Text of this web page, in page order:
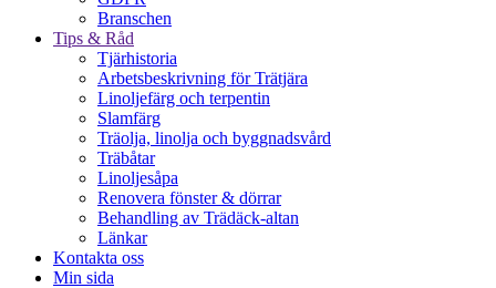
Branschen
Tips & Råd
Tjärhistoria
Arbetsbeskrivning för Trätjära
Linoljefärg och terpentin
Slamfärg
Träolja, linolja och byggnadsvård
Träbåtar
Linoljesåpa
Renovera fönster & dörrar
Behandling av Trädäck-altan
Länkar
Kontakta oss
Min sida